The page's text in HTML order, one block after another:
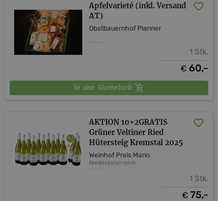
Apfelvarieté (inkl. Versand
AT)
Obstbauernhof Planner
1 Stk.
€ 60,-
In den Warenkorb
AKTION 10+2GRATIS
Grüner Veltiner Ried
Hütersteig Kremstal 2025
Weinhof Preis Mario
Niederösterreich
1 Stk.
€ 75,-